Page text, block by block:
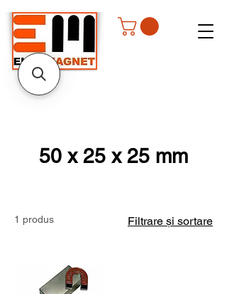
50 x 25 x 25 mm
1 produs Filtrare și sortare